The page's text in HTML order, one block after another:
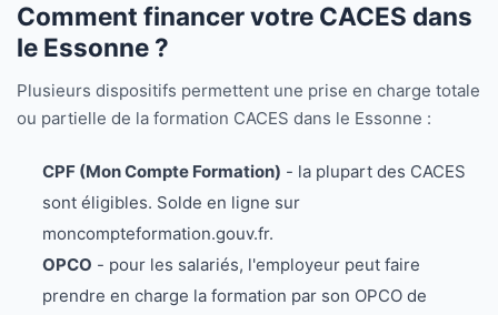
Comment financer votre CACES dans
le Essonne ?
Plusieurs dispositifs permettent une prise en charge totale
ou partielle de la formation CACES dans le Essonne :
CPF (Mon Compte Formation) - la plupart des CACES
sont éligibles. Solde en ligne sur
moncompteformation.gouv.fr.
OPCO - pour les salariés, l'employeur peut faire
prendre en charge la formation par son OPCO de